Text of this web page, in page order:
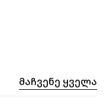
Მაჩვენე Ყველა